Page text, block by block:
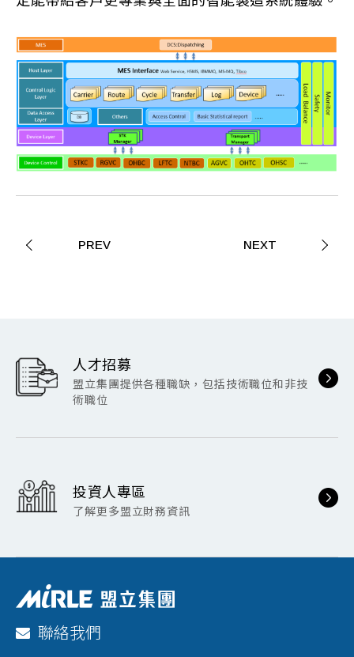
PREV NEXT
人才招募
盟立集團提供各種職缺，包括技術職位和非技
術職位
投資人專區
了解更多盟立財務資訊
聯絡我們